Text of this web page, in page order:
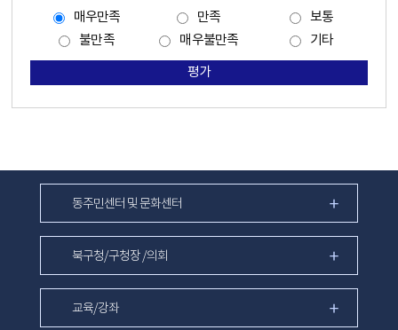
매우만족 만족
보통
불만족
매우불만족 기타
평가
동주민센터 및 문화센터
북구청/구청장 /의회
교육/강좌